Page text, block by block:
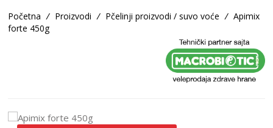
Početna / Proizvodi / Pčelinji proizvodi / suvo voće / Apimix
forte 450g